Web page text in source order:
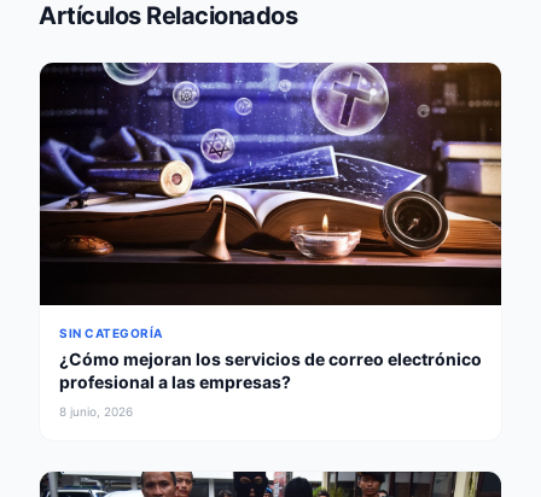
Artículos Relacionados
SIN CATEGORÍA
¿Cómo mejoran los servicios de correo electrónico
profesional a las empresas?
8 junio, 2026